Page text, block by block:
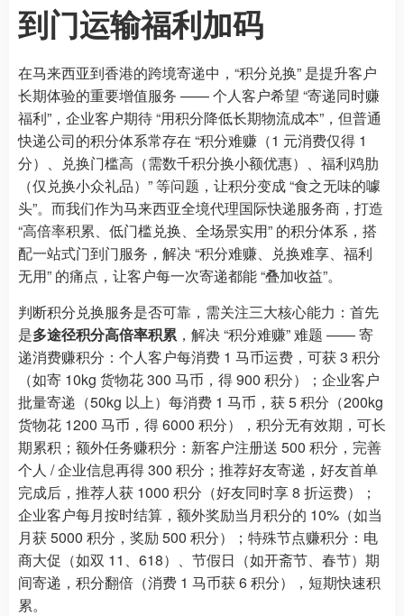
到门运输福利加码
在马来西亚到香港的跨境寄递中，“积分兑换” 是提升客户
长期体验的重要增值服务 —— 个人客户希望 “寄递同时赚
福利”，企业客户期待 “用积分降低长期物流成本”，但普通
快递公司的积分体系常存在 “积分难赚（1 元消费仅得 1
分）、兑换门槛高（需数千积分换小额优惠）、福利鸡肋
（仅兑换小众礼品）” 等问题，让积分变成 “食之无味的噱
头”。而我们作为马来西亚全境代理国际快递服务商，打造
“高倍率积累、低门槛兑换、全场景实用” 的积分体系，搭
配一站式门到门服务，解决 “积分难赚、兑换难享、福利
无用” 的痛点，让客户每一次寄递都能 “叠加收益”。
判断积分兑换服务是否可靠，需关注三大核心能力：首先
是多途径积分高倍率积累 ，解决 “积分难赚” 难题 —— 寄
递消费赚积分：个人客户每消费 1 马币运费，可获 3 积分
（如寄 10kg 货物花 300 马币，得 900 积分）；企业客户
批量寄递（50kg 以上）每消费 1 马币，获 5 积分（200kg
货物花 1200 马币，得 6000 积分），积分无有效期，可长
期累积；额外任务赚积分：新客户注册送 500 积分，完善
个人 / 企业信息再得 300 积分；推荐好友寄递，好友首单
完成后，推荐人获 1000 积分（好友同时享 8 折运费）；
企业客户每月按时结算，额外奖励当月积分的 10%（如当
月获 5000 积分，奖励 500 积分）；特殊节点赚积分：电
商大促（如双 11、618）、节假日（如开斋节、春节）期
间寄递，积分翻倍（消费 1 马币获 6 积分），短期快速积
累。